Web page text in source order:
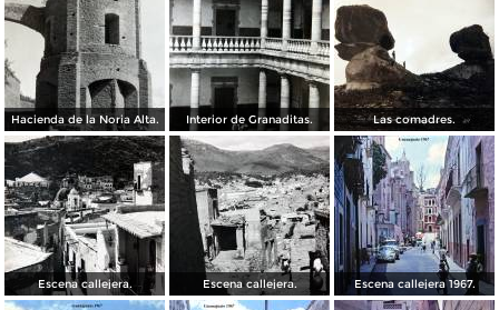
Hacienda de la Noria Alta. Interior de Granaditas. Las comadres.
Escena callejera. Escena callejera. Escena callejera 1967.